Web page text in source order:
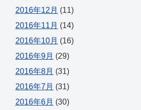
2016年12月 (11)
2016年11月 (14)
2016年10月 (16)
2016年9月 (29)
2016年8月 (31)
2016年7月 (31)
2016年6月 (30)